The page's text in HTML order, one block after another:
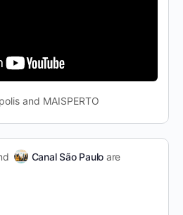
and MAISPERTO
Canal São Paulo are